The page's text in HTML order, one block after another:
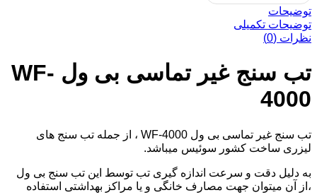
توضیحات
توضیحات تکمیلی
نظرات (0)
تب سنج غیر تماسی بی ول WF-
4000
تب سنج غیر تماسی بی ول WF-4000
، از جمله تب سنج های
لیزری ساخت کشور سوئیس میباشد.
به دلیل دقت و سرعت اندازه گیری تب توسط این تب سنج بی ول
،از آن میتوان جهت مصارف خانگی و یا مراکز بهداشتی استفاده